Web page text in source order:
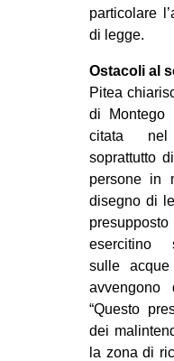
particolare
di legge.
Ostacoli al
Pitea
di Montego
citata nel
soprattutto
persone in
disegno di
esercitino
sulle
“Questo
dei
la zona di